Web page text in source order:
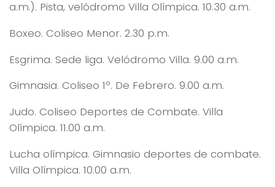
a.m.). Pista, velódromo Villa Olímpica. 10.30 a.m.
Boxeo. Coliseo Menor. 2.30 p.m.
Esgrima. Sede liga. Velódromo Villa. 9.00 a.m.
Gimnasia. Coliseo 1º. De Febrero. 9.00 a.m.
Judo. Coliseo Deportes de Combate. Villa
Olímpica. 11.00 a.m.
Lucha olímpica. Gimnasio deportes de combate.
Villa Olímpica. 10.00 a.m.